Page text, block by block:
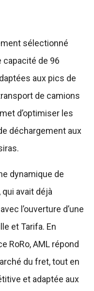
sélectionné
capacité de 96
aux pics de
de camions
d’optimiser les
déchargement aux
dynamique de
qui avait déjà
l’ouverture d’une
et Tarifa. En
RoRo, AML répond
du fret, tout en
et adaptée aux